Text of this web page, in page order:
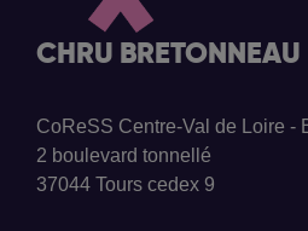
CHRU BRETONNEAU
CoReSS Centre-Val de Loire -
2 boulevard tonnellé
37044 Tours cedex 9